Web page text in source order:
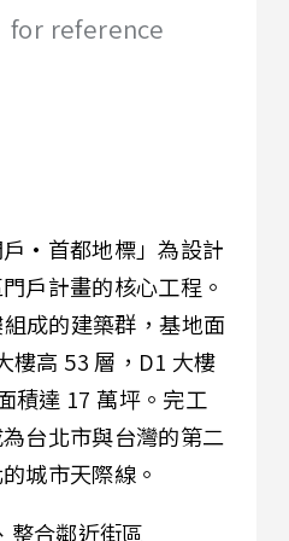
for reference
·首都地標」為設計
戶計畫的核心工程。
成的建築群，基地面
樓高 53 層，D1 大樓
積達 17 萬坪。完工
台北市與台灣的第二
城市天際線。
整合鄰近街區